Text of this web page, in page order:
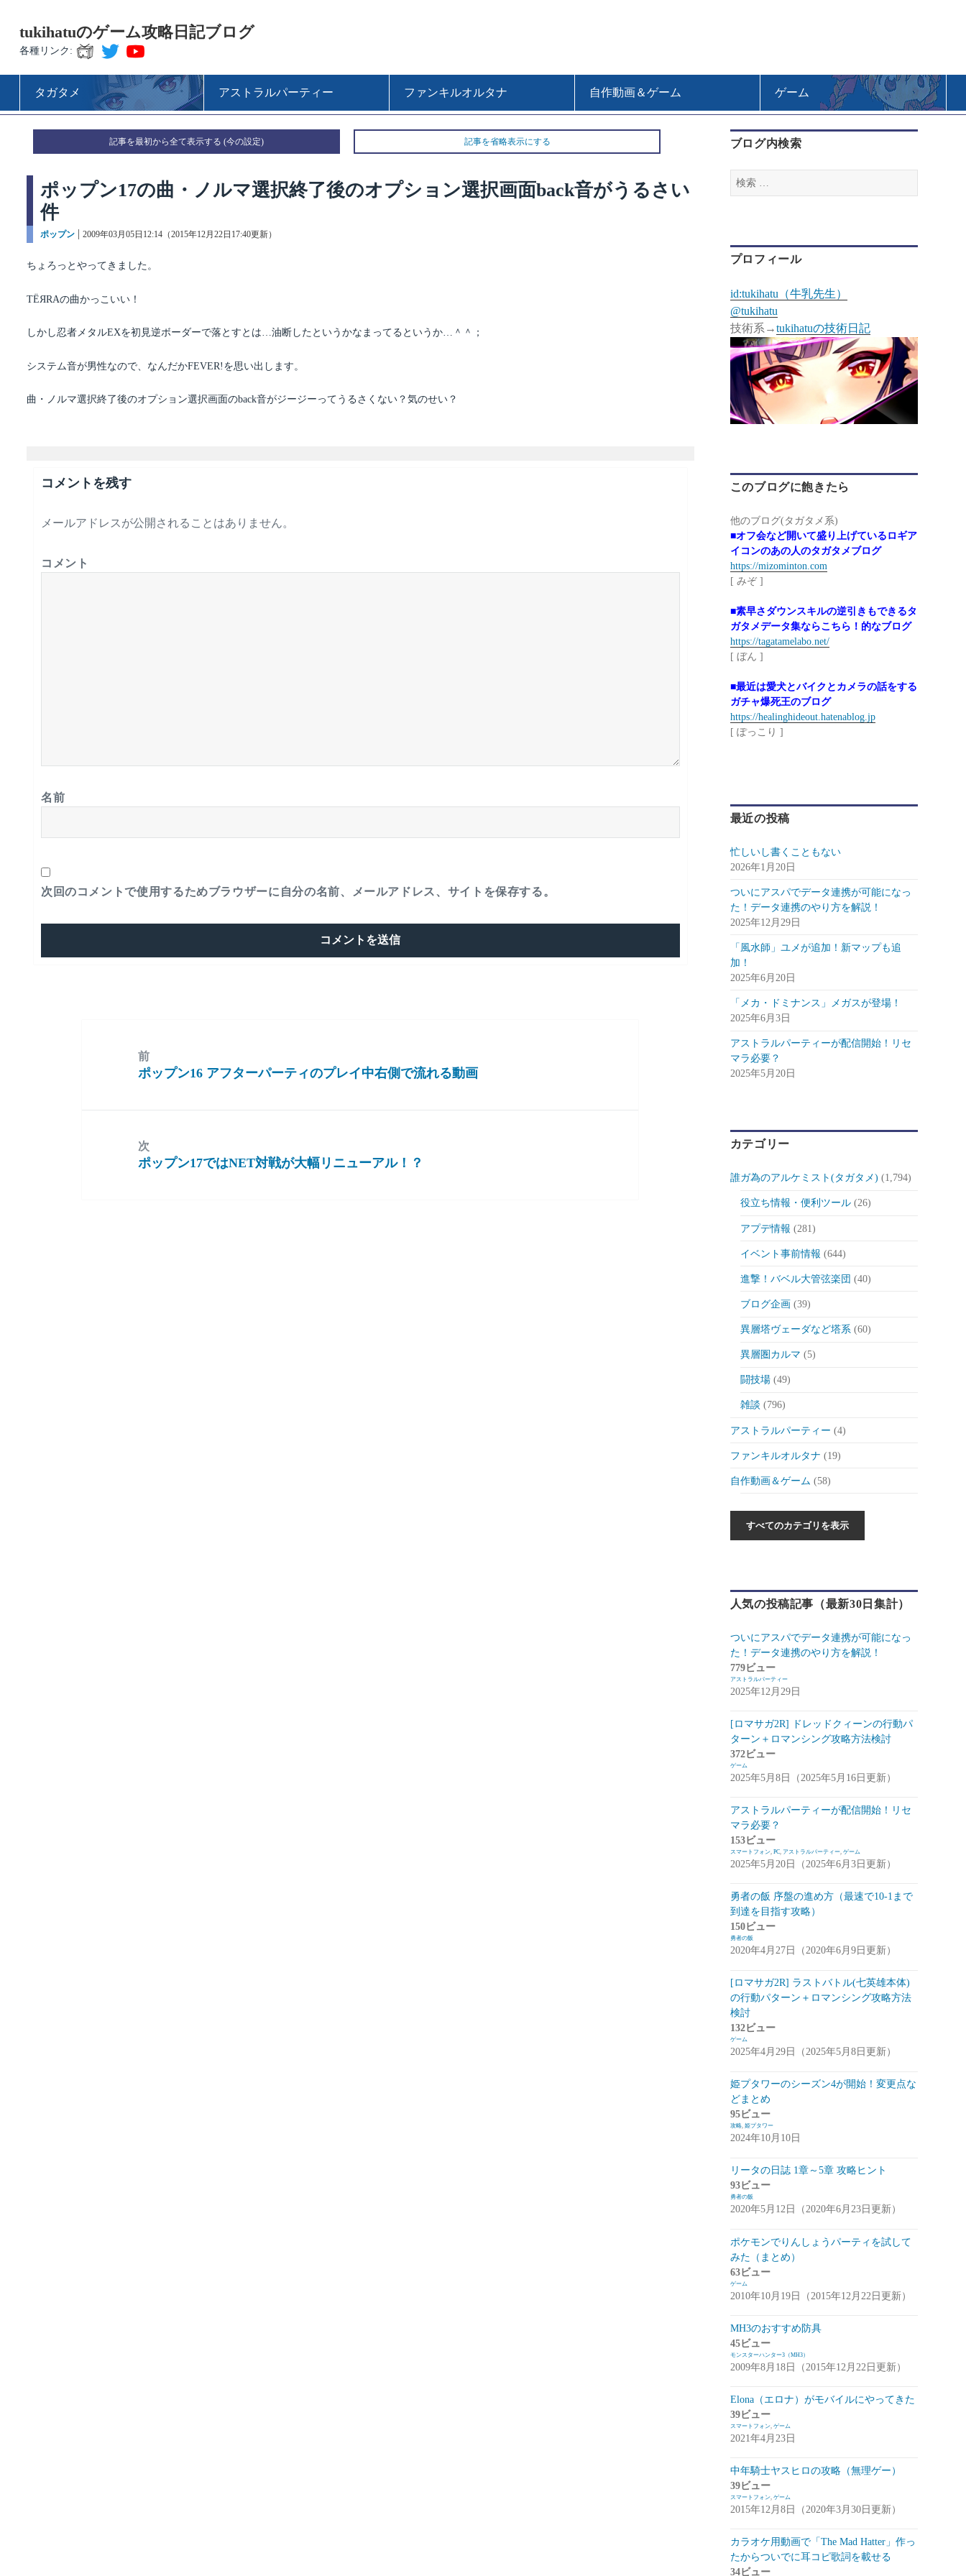
tukihatuのゲーム攻略日記ブログ
各種リンク:
タガタメ アストラルパーティー ファンキルオルタナ 自作動画＆ゲーム ゲーム
記事を最初から全て表示する 記事を省略表示にする
ポップン17の曲・ノルマ選択終了後のオプション選択画面back音がうるさい
件
カ
ゴ
ポップン
投
日:
2009年03月05日12:14（2015年12月22日17:40更新）
ちょろっとやってきました。
TЁЯRAの曲かっこいい！
しかし忍者メタルEXを初見逆ボーダーで落とすとは…油断したというかなまってるというか…＾＾；
システム音が男性なので、なんだかFEVER!を思い出します。
曲・ノルマ選択終了後のオプション選択画面のback音がジージーってうるさくない？気のせい？
コメントを残す
メールアドレスが公開されることはありません。
コメント
名前
次回のコメントで使用するためブラウザーに自分の名前、メールアドレス、サイトを保存する。
前
前
稿:
ポップン16 アフターパーティのプレイ中右側で流れる動画
次
次
ポップン17ではNET対戦が大幅リニューアル！？
ブログ内検索
検
索
プロフィール
id:tukihatu（牛乳先生）
@tukihatu
技術系→tukihatuの技術日記
このブログに飽きたら
他のブログ(タガタメ系)
■オフ会など開いて盛り上げているロギア
イコンのあの人のタガタメブログ
https://mizominton.com
[ みぞ ]
■素早さダウンスキルの逆引きもできるタ
ガタメデータ集ならこちら！的なブログ
https://tagatamelabo.net/
[ ぼん ]
■最近は愛犬とバイクとカメラの話をする
ガチャ爆死王のブログ
https://healinghideout.hatenablog.jp
[ ぽっこり ]
最近の投稿
忙しいし書くこともない
2026年1月20日
ついにアスパでデータ連携が可能になっ
た！データ連携のやり方を解説！
2025年12月29日
「風水師」ユメが追加！新マップも追
加！
2025年6月20日
「メカ・ドミナンス」メガスが登場！
2025年6月3日
アストラルパーティーが配信開始！リセ
マラ必要？
2025年5月20日
カテゴリー
誰ガ為のアルケミスト(タガタメ) (1,794)
役立ち情報・便利ツール(26)
アプデ情報 (281)
イベント事前情報 (644)
進撃！バベル大管弦楽団 (40)
ブログ企画 (39)
異層塔ヴェーダなど塔系(60)
異層圏カルマ (5)
闘技場(49)
雑談 (796)
アストラルパーティー (4)
ファンキルオルタナ (19)
自作動画＆ゲーム (58)
自作ゲーム紹介 (6)
ゲーム(175)
スマートフォン(94)
PC (7)
お知らせ(6)
コンパイル (9)
姫プタワー
攻略 (9)
雑談・感想(2)
リーグ・オブ・ワンダーランド(リグワ
ン)(20)
攻略(14)
雑談(14)
崩落のCARNEADES(ホウカル)(15)
Zold:Out~鍛冶屋の物語(ゾルカジ) (13)
攻略情報 (5)
雑談(7)
拡張少女系トライナリー(トライナリー)
勇者の飯 (14)
ボーダーブレイク
アスタータタリクス(アスタタ)
イベント事前情報(16)
攻略情報
サクライグノラムス(サクムス)(2)
アプデ・イベント情報
雑談(1)
メビウスファイナルファンタジー(メビウ
スFF) (157)
ジョブステータス
カオスの魔窟
テイルズウィーバー：SecondRun(TWSR)
(10)
雑談
人気の投稿記事（最新30日集計）
ついにアスパでデータ連携が可能になっ
た！データ連携のやり方を解説！
779ビュー
アストラルパーティー
2025年12月29日
[ロマサガ2R] ドレッドクィーンの行動パ
ターン＋ロマンシング攻略方法検討
372ビュー
ゲーム
2025年5月8日（2025年5月16日更新）
アストラルパーティーが配信開始！リセ
マラ必要？
153ビュー
スマートフォン, PC, アストラルパーティー, ゲーム
2025年5月20日（2025年6月3日更新）
勇者の飯 序盤の進め方（最速で10-1まで
到達を目指す攻略）
150ビュー
勇者の飯
2020年4月27日（2020年6月9日更新）
[ロマサガ2R] ラストバトル(七英雄本体)
の行動パターン＋ロマンシング攻略方法
検討
132ビュー
ゲーム
2025年4月29日（2025年5月8日更新）
姫プタワーのシーズン4が開始！変更点な
どまとめ
95ビュー
攻略, 姫プタワー
2024年10月10日
リータの日誌 1章～5章 攻略ヒント
93ビュー
勇者の飯
2020年5月12日（2020年6月23日更新）
ポケモンでりんしょうパーティを試して
みた（まとめ）
63ビュー
ゲーム
2010年10月19日（2015年12月22日更新）
MH3のおすすめ防具
45ビュー
モンスターハンター3（MH3）
2009年8月18日（2015年12月22日更新）
Elona（エロナ）がモバイルにやってきた
39ビュー
スマートフォン, ゲーム
2021年4月23日
中年騎士ヤスヒロの攻略（無理ゲー）
39ビュー
スマートフォン, ゲーム
2015年12月8日（2020年3月30日更新）
カラオケ用動画で「The Mad Hatter」作っ
たからついでに耳コピ歌詞を載せる
34ビュー